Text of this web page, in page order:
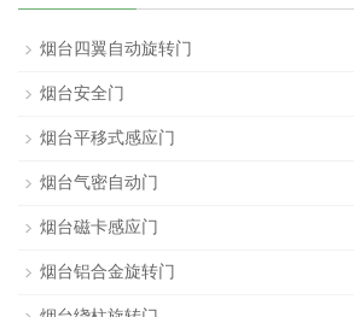
烟台四翼自动旋转门
烟台安全门
烟台平移式感应门
烟台气密自动门
烟台磁卡感应门
烟台铝合金旋转门